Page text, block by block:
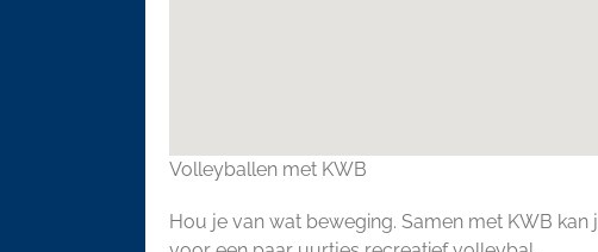
Volleyballen met KWB
Hou je van wat beweging. Samen met KWB